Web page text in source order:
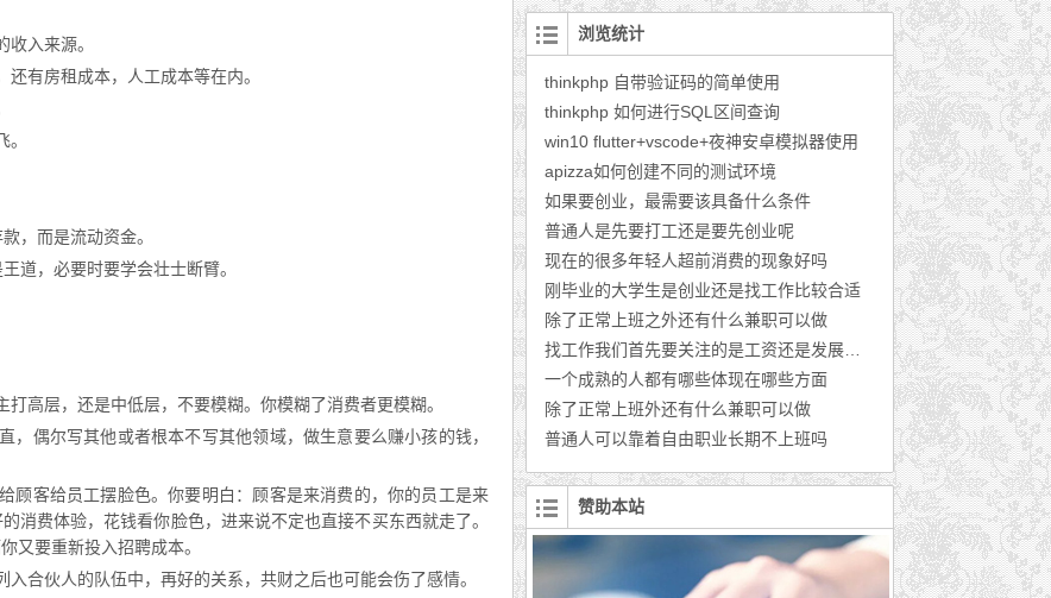
入来源。
有房租成本，人工成本等在内。
，而是流动资金。
道，必要时要学会壮士断臂。
高层，还是中低层，不要模糊。你模糊了消费者更模糊。
，偶尔写其他或者根本不写其他领域，做生意要么赚小孩的钱，
顾客给员工摆脸色。你要明白：顾客是来消费的，你的员工是来
消费体验，花钱看你脸色，进来说不定也直接不买东西就走了。
又要重新投入招聘成本。
合伙人的队伍中，再好的关系，共财之后也可能会伤了感情。
浏览统计
thinkphp 自带验证码的简单使用
thinkphp 如何进行SQL区间查询
win10 flutter+vscode+夜神安卓模拟器使用
apizza如何创建不同的测试环境
如果要创业，最需要该具备什么条件
普通人是先要打工还是要先创业呢
现在的很多年轻人超前消费的现象好吗
刚毕业的大学生是创业还是找工作比较合适
除了正常上班之外还有什么兼职可以做
一个成熟的人都有哪些体现在哪些方面
除了正常上班外还有什么兼职可以做
普通人可以靠着自由职业长期不上班吗
赞助本站